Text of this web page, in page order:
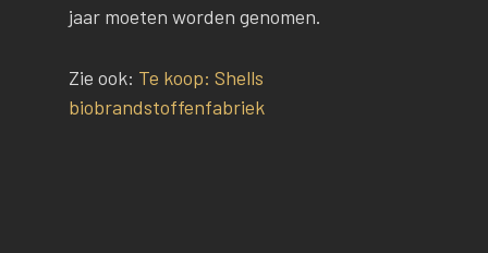
jaar moeten worden genomen.
Zie ook: Te koop: Shells
biobrandstoffenfabriek